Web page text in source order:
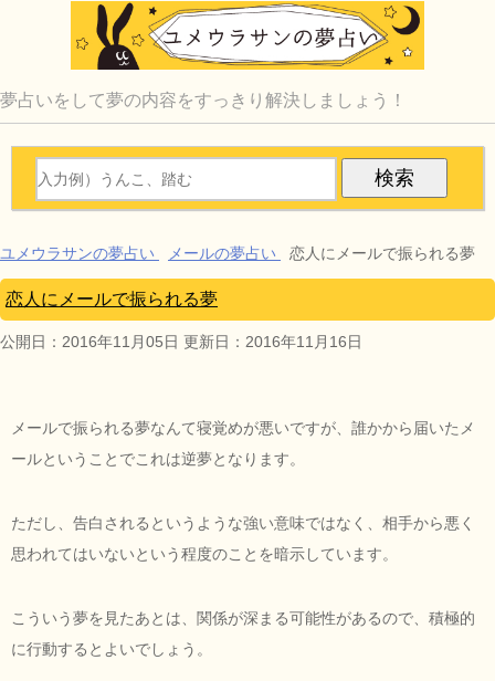
夢占いをして夢の内容をすっきり解決しましょう！
ユメウラサンの夢占い メールの夢占い 恋人にメールで振られる夢
恋人にメールで振られる夢
公開日： 2016年11月05日 更新日： 2016年11月16日
メールで振られる夢なんて寝覚めが悪いですが、誰かから届いたメ
ールということでこれは逆夢となります。
ただし、告白されるというような強い意味ではなく、相手から悪く
思われてはいないという程度のことを暗示しています。
こういう夢を見たあとは、関係が深まる可能性があるので、積極的
に行動するとよいでしょう。